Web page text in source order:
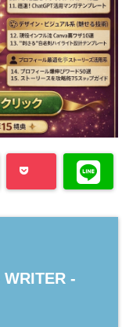
WRITER -